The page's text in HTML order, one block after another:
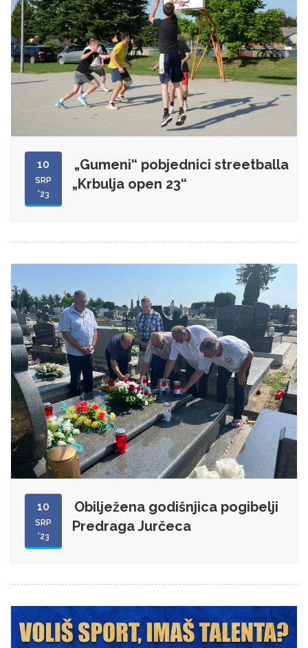
10
SRP
'23
„Gumeni“ pobjednici streetballa
„Krbulja open 23“
10
SRP
'23
Obilježena godišnjica pogibelji
Predraga Jurčeca